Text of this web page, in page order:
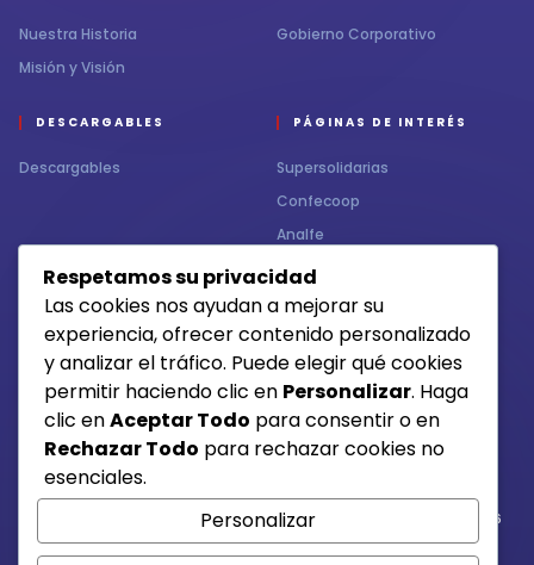
Nuestra Historia
Misión y Visión
Gobierno Corporativo
DESCARGABLES
Descargables
PÁGINAS DE INTERÉS
Supersolidarias
Confecoop
Analfe
CONTÁCTENOS
Contacto
MEDIOS DE RECAUDO
Si tienes alguna duda, comunícate con la línea 6684015 /6684016
3217003641
Respetamos su privacidad
Las cookies nos ayudan a mejorar su
experiencia, ofrecer contenido personalizado
y analizar el tráfico. Puede elegir qué cookies
permitir haciendo clic en Personalizar. Haga
clic enAceptar Todo para consentir o en
Rechazar Todo para rechazar cookies no
esenciales.
Personalizar